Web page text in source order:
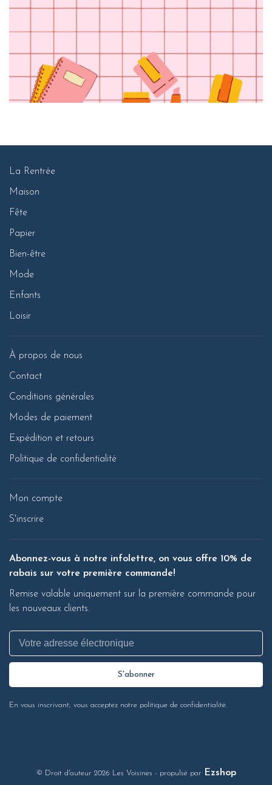
La Rentrée
Maison
Fête
Papier
Bien-être
Mode
Enfants
Loisir
À propos de nous
Contact
Conditions générales
Modes de paiement
Expédition et retours
Politique de confidentialité
Mon compte
S'inscrire
Abonnez-vous à notre infolettre, on vous offre 10% de
rabais sur votre première commande!
Remise valable uniquement sur la première commande pour
les nouveaux clients.
S'abonner
En vous inscrivant, vous acceptez notre politique de confidentialité.
© Droit d'auteur 2026 Les Voisines - propulsé par Ezshop